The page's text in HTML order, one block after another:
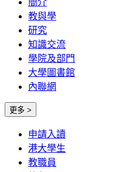
簡介
教與學
研究
知識交流
學院及部門
大學圖書館
內聯網
更多 >
申請入讀
港大學生
教職員